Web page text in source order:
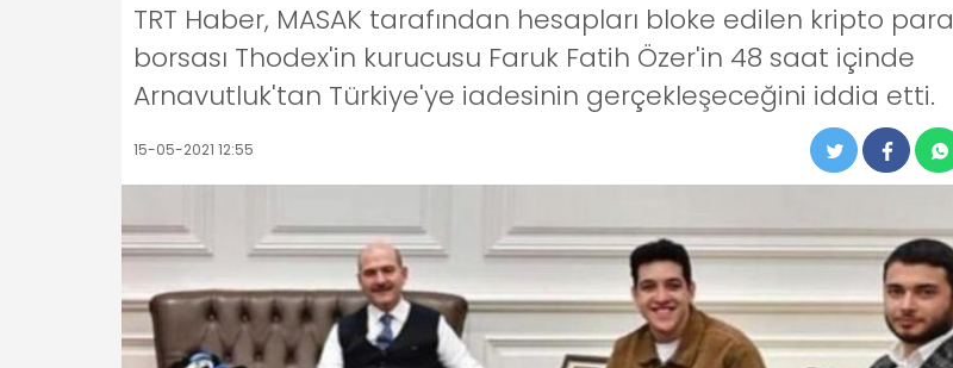
TRT Haber, MASAK tarafından hesapları bloke edilen kripto para
borsası Thodex'in kurucusu Faruk Fatih Özer'in 48 saat içinde
Arnavutluk'tan Türkiye'ye iadesinin gerçekleşeceğini iddia etti.
15-05-2021 12:55